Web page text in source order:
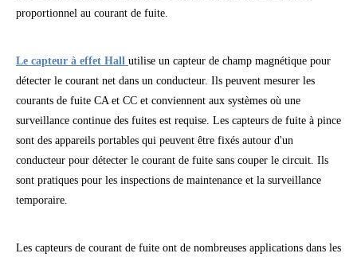
proportionnel au courant de fuite.
Le capteur à effet Hall utilise un capteur de champ magnétique pour
détecter le courant net dans un conducteur. Ils peuvent mesurer les
courants de fuite CA et CC et conviennent aux systèmes où une
surveillance continue des fuites est requise. Les capteurs de fuite à pince
sont des appareils portables qui peuvent être fixés autour d'un
conducteur pour détecter le courant de fuite sans couper le circuit. Ils
sont pratiques pour les inspections de maintenance et la surveillance
temporaire.
Les capteurs de courant de fuite ont de nombreuses applications dans les